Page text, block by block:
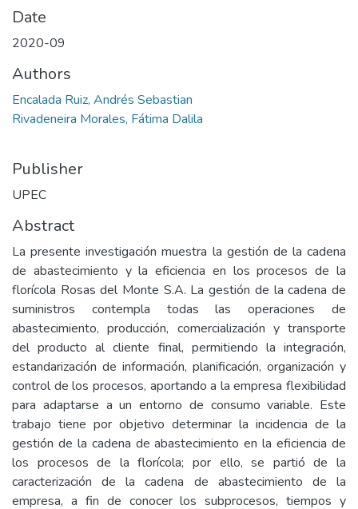
Date
2020-09
Authors
Encalada Ruiz, Andrés Sebastian
Rivadeneira Morales, Fátima Dalila
Publisher
UPEC
Abstract
La presente investigación muestra la gestión de la cadena
de abastecimiento y la eficiencia en los procesos de la
florícola Rosas del Monte S.A. La gestión de la cadena de
suministros contempla todas las operaciones de
abastecimiento, producción, comercialización y transporte
del producto al cliente final, permitiendo la integración,
estandarización de información, planificación, organización y
control de los procesos, aportando a la empresa flexibilidad
para adaptarse a un entorno de consumo variable. Este
trabajo tiene por objetivo determinar la incidencia de la
gestión de la cadena de abastecimiento en la eficiencia de
los procesos de la florícola; por ello, se partió de la
caracterización de la cadena de abastecimiento de la
empresa, a fin de conocer los subprocesos, tiempos y